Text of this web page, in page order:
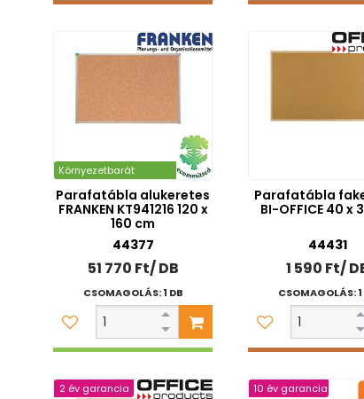
Környezetbarát
Parafatábla alukeretes
FRANKEN KT941216 120 x
160 cm
44377
51 770 Ft/ DB
CSOMAGOLÁS: 1 DB
Parafatábla
BI-OFFICE 40 x
44431
1 590 Ft/
CSOMAGOLÁS: 1
2 év garancia 10 év garancia